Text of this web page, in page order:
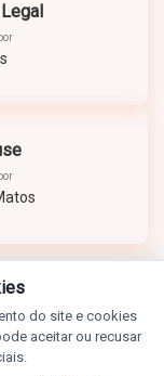
do site e cookies
aceitar ou recusar